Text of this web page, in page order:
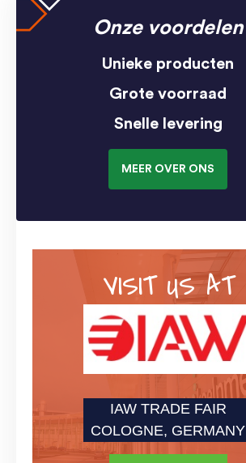
Onze voordelen
Unieke producten
Grote voorraad
Snelle levering
MEER OVER ONS
VISIT US AT
IAW TRADE FAIR
COLOGNE, GERMANY